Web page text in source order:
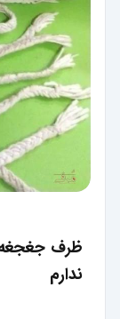
ندارم